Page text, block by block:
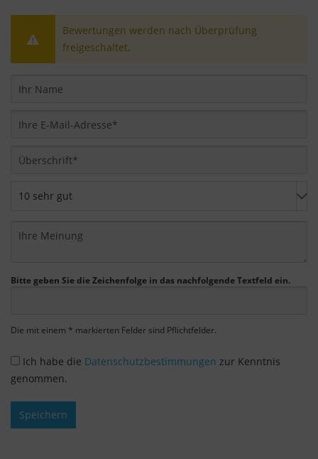
Bewertungen werden nach Überprüfung
freigeschaltet.
Bitte geben Sie die Zeichenfolge in das nachfolgende Textfeld ein.
Die mit einem * markierten Felder sind Pflichtfelder.
Ich habe die Datenschutzbestimmungen zur Kenntnis
genommen.
Speichern